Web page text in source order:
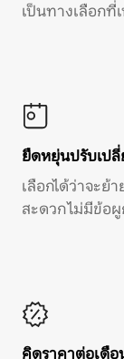
เป็นทางเลือกที่
ยืดหยุ่นปรับเปลี่
เลือกได้ว่าจะย้
สะดวก ไม่มีข้อ
คิดราคาต่อเดือ